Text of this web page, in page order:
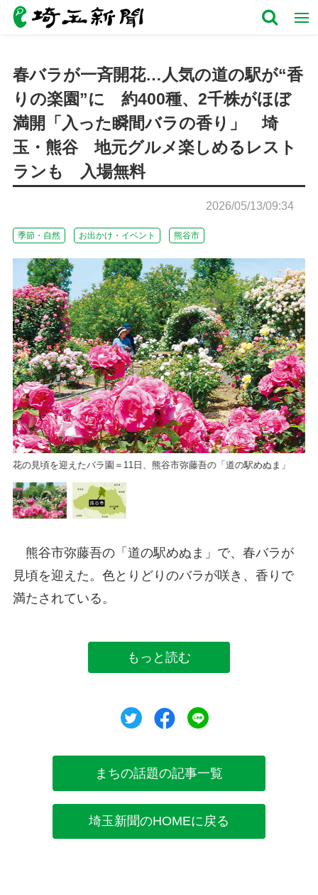
春バラが一斉開花…人気の道の駅が“香
りの楽園”に 約400種、2千株がほぼ
満開「入った瞬間バラの香り」 埼
玉・熊谷 地元グルメ楽しめるレスト
ランも 入場無料
2026/05/13/09:34
季節・自然 お出かけ・イベント 熊谷市
花の見頃を迎えたバラ園＝11日、熊谷市弥藤吾の「道の駅めぬま」
熊谷市弥藤吾の「道の駅めぬま」で、春バラが
見頃を迎えた。色とりどりのバラが咲き、香りで
満たされている。
もっと読む
ツイートシェア
まちの話題の記事一覧
埼玉新聞のHOMEに戻る